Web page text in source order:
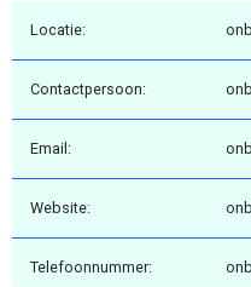
Locatie:
Contactpersoon:
Email:
Website:
Telefoonnummer: